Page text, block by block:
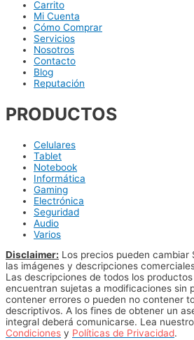
Carrito
Mi Cuenta
Cómo Comprar
Servicios
Nosotros
Contacto
Blog
Reputación
PRODUCTOS
Celulares
Tablet
Notebook
Informática
Gaming
Electrónica
Seguridad
Audio
Varios
Disclaimer: Los precios pueden cambiar
las imágenes y descripciones
Las descripciones de todos los
encuentran sujetas a modificaciones sin
contener errores o pueden no contener
descriptivos. A los fines de obtener un
integral deberá comunicarse. Lea
Condiciones y Políticas de Privacidad.